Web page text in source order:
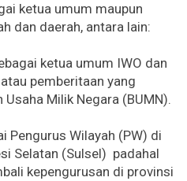
ketua umum maupun
dan daerah, antara lain:
ketua umum IWO dan
pemberitaan yang
Milik Negara (BUMN).
Pengurus Wilayah (PW) di
Selatan (Sulsel) padahal
kepengurusan di provinsi